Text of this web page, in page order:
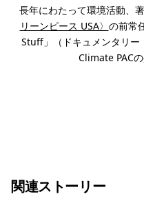
長年にわたって環境活動、
リーンピース USA〉 の前常
Stuff」（ドキュメンタリー
Climate PAC
関連ストーリー